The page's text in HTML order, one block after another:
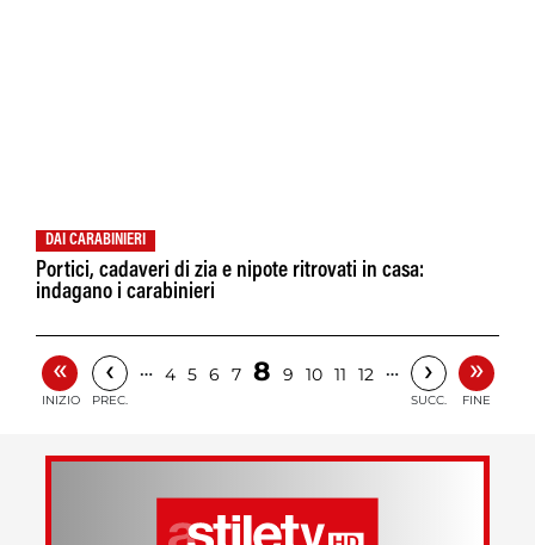
DAI CARABINIERI
Portici, cadaveri di zia e nipote ritrovati in casa:
indagano i carabinieri
«
INIZIO
‹
PREC.
… 4 5 6 7 8 9 10 11 12 … ›
SUCC.
»
FINE